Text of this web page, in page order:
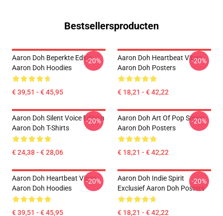
Bestsellersproducten
Aaron Doh Beperkte Editie
Aaron Doh Hoodies
€ 39,51 - € 45,95
-20%
Aaron Doh Heartbeat Vibes
Aaron Doh Posters
€ 18,21 - € 42,22
-20%
Aaron Doh Silent Voice Edition
Aaron Doh T-Shirts
€ 24,38 - € 28,06
-20%
Aaron Doh Art Of Pop Series
Aaron Doh Posters
€ 18,21 - € 42,22
-20%
Aaron Doh Heartbeat Vibes
Aaron Doh Hoodies
€ 39,51 - € 45,95
-20%
Aaron Doh Indie Spirit
Exclusief Aaron Doh Posters
€ 18,21 - € 42,22
-20%